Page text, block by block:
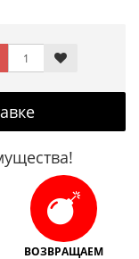
ВОЗВРАЩАЕМ